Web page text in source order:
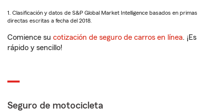
1. Clasificación y datos de S&P Global Market Intelligence basados en primas
directas escritas a fecha del 2018.
Comience su cotización de seguro de carros en línea. ¡Es
rápido y sencillo!
Seguro de motocicleta